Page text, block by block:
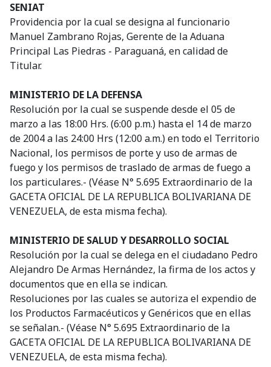
SENIAT
Providencia por la cual se designa al funcionario
Manuel Zambrano Rojas, Gerente de la Aduana
Principal Las Piedras - Paraguaná, en calidad de
Titular.
MINISTERIO DE LA DEFENSA
Resolución por la cual se suspende desde el 05 de
marzo a las 18:00 Hrs. (6:00 p.m.) hasta el 14 de marzo
de 2004 a las 24:00 Hrs (12:00 a.m.) en todo el Territorio
Nacional, los permisos de porte y uso de armas de
fuego y los permisos de traslado de armas de fuego a
los particulares.- (Véase N° 5.695 Extraordinario de la
GACETA OFICIAL DE LA REPUBLICA BOLIVARIANA DE
VENEZUELA, de esta misma fecha).
MINISTERIO DE SALUD Y DESARROLLO SOCIAL
Resolución por la cual se delega en el ciudadano Pedro
Alejandro De Armas Hernández, la firma de los actos y
documentos que en ella se indican.
Resoluciones por las cuales se autoriza el expendio de
los Productos Farmacéuticos y Genéricos que en ellas
se señalan.- (Véase N° 5.695 Extraordinario de la
GACETA OFICIAL DE LA REPUBLICA BOLIVARIANA DE
VENEZUELA, de esta misma fecha).